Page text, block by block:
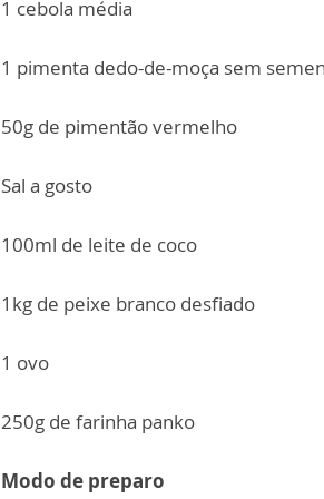
1 cebola média
1 pimenta dedo-de-moça sem
50g de pimentão vermelho
Sal a gosto
100ml de leite de coco
1kg de peixe branco desfiado
1 ovo
250g de farinha panko
Modo de preparo